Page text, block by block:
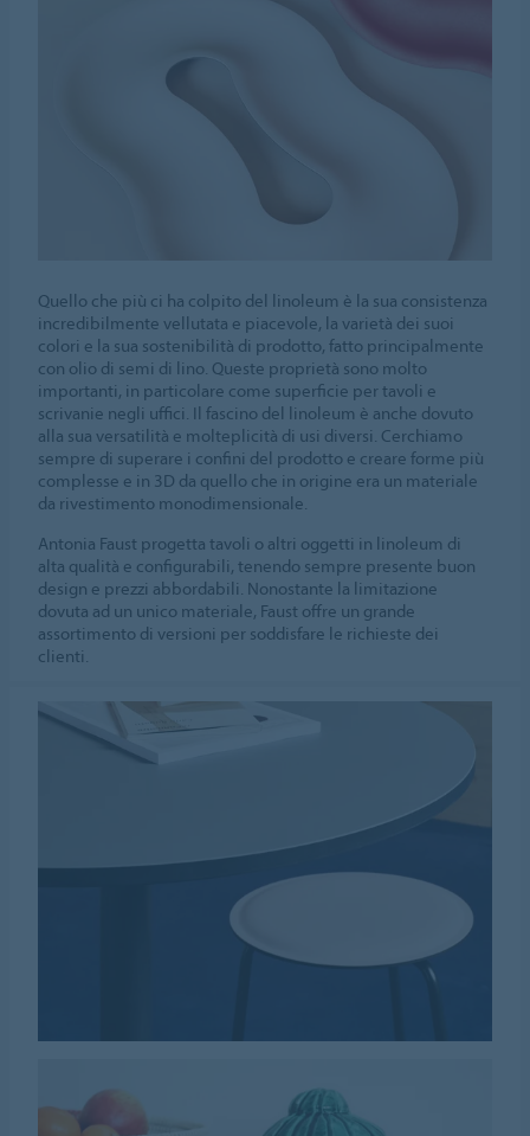
Quello che più ci ha colpito del linoleum è la sua consistenza
incredibilmente vellutata e piacevole, la varietà dei suoi
colori e la sua sostenibilità di prodotto, fatto principalmente
con olio di semi di lino. Queste proprietà sono molto
importanti, in particolare come superficie per tavoli e
scrivanie negli uffici. Il fascino del linoleum è anche dovuto
alla sua versatilità e molteplicità di usi diversi. Cerchiamo
sempre di superare i confini del prodotto e creare forme più
complesse e in 3D da quello che in origine era un materiale
da rivestimento monodimensionale.
Antonia Faust progetta tavoli o altri oggetti in linoleum di
alta qualità e configurabili, tenendo sempre presente buon
design e prezzi abbordabili. Nonostante la limitazione
dovuta ad un unico materiale, Faust offre un grande
assortimento di versioni per soddisfare le richieste dei
clienti.